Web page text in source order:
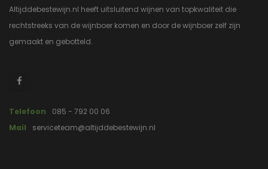
Altijddebestewijn.nl heeft uitsluitend wijnen van topkwaliteit die
rechtstreeks van de wijnboer komen en door de wijnboer zelf zijn
gemaakt en gebotteld.
Telefoon
085 - 792 00 06
Mail
serviceteam@altijddebestewijn.nl